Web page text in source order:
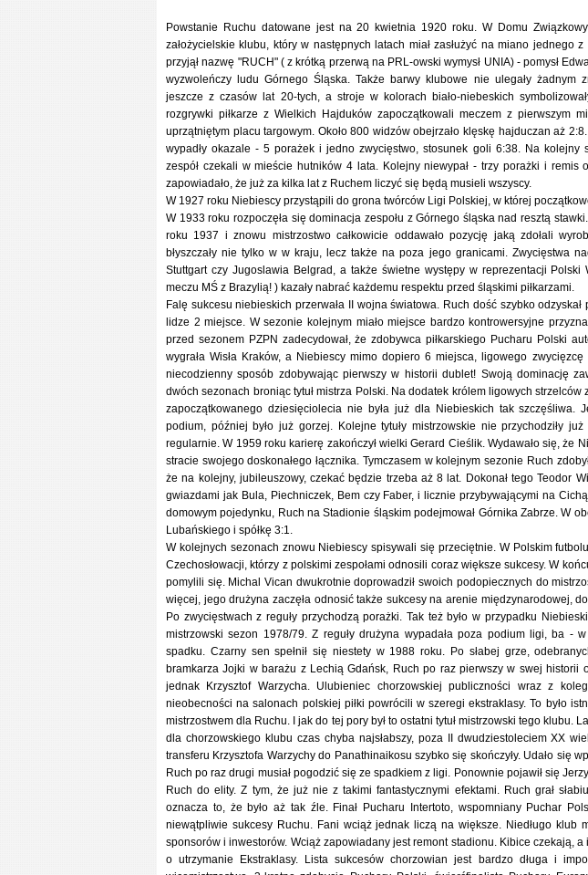
Powstanie Ruchu datowane jest na 20 kwietnia 1920 roku. W Domu
założycielskie klubu, który w następnych latach miał zasłużyć na miano jednego
przyjął nazwę "RUCH" ( z krótką przerwą na PRL-owski wymysł UNIA) - pomysł
wyzwoleńczy ludu Górnego Śląska. Także barwy klubowe nie ulegały żadnym
jeszcze z czasów lat 20-tych, a stroje w kolorach biało-niebeskich
rozgrywki piłkarze z Wielkich Hajduków zapoczątkowali meczem z pierwszym
uprzątniętym placu targowym. Około 800 widzów obejrzało klęskę hajduczan aż
wypadły okazale - 5 porażek i jedno zwycięstwo, stosunek goli 6:38. Na kolejny
zespół czekali w mieście hutników 4 lata. Kolejny niewypał - trzy porażki i
zapowiadało, że już za kilka lat z Ruchem liczyć się będą musieli wszyscy.
W 1927 roku Niebiescy przystąpili do grona twórców Ligi Polskiej, w której
W 1933 roku rozpoczęła się dominacja zespołu z Górnego śląska nad resztą
roku 1937 i znowu mistrzostwo całkowicie oddawało pozycję jaką zdołali
błyszczały nie tylko w w kraju, lecz także na poza jego granicami. Zwycięstwa
Stuttgart czy Jugoslawia Belgrad, a także świetne występy w reprezentacji
meczu MŚ z Brazylią! ) kazały nabrać każdemu respektu przed śląskimi piłkarzami.
Falę sukcesu niebieskich przerwała II wojna światowa. Ruch dość szybko
lidze 2 miejsce. W sezonie kolejnym miało miejsce bardzo kontrowersyjne
przed sezonem PZPN zadecydował, że zdobywca piłkarskiego Pucharu Polski
wygrała Wisła Kraków, a Niebiescy mimo dopiero 6 miejsca, ligowego
niecodzienny sposób zdobywając pierwszy w historii dublet! Swoją dominację
dwóch sezonach broniąc tytuł mistrza Polski. Na dodatek królem ligowych
zapoczątkowanego dziesięciolecia nie była już dla Niebieskich tak szczęśliwa.
podium, później było już gorzej. Kolejne tytuły mistrzowskie nie przychodziły
regularnie. W 1959 roku karierę zakończył wielki Gerard Cieślik. Wydawało się, że
stracie swojego doskonałego łącznika. Tymczasem w kolejnym sezonie Ruch
że na kolejny, jubileuszowy, czekać będzie trzeba aż 8 lat. Dokonał tego Teodor
gwiazdami jak Bula, Piechniczek, Bem czy Faber, i licznie przybywającymi na
domowym pojedynku, Ruch na Stadionie śląskim podejmował Górnika Zabrze. W
Lubańskiego i spółkę 3:1.
W kolejnych sezonach znowu Niebiescy spisywali się przeciętnie. W Polskim
Czechosłowacji, którzy z polskimi zespołami odnosili coraz większe sukcesy. W
pomylili się. Michal Vican dwukrotnie doprowadził swoich podopiecznych do
więcej, jego drużyna zaczęła odnosić także sukcesy na arenie międzynarodowej,
Po zwycięstwach z reguły przychodzą porażki. Tak też było w przypadku
mistrzowski sezon 1978/79. Z reguły drużyna wypadała poza podium ligi, ba -
spadku. Czarny sen spełnił się niestety w 1988 roku. Po słabej grze,
bramkarza Jojki w barażu z Lechią Gdańsk, Ruch po raz pierwszy w swej historii
jednak Krzysztof Warzycha. Ulubieniec chorzowskiej publiczności wraz z
nieobecności na salonach polskiej piłki powrócili w szeregi ekstraklasy. To było
mistrzostwem dla Ruchu. I jak do tej pory był to ostatni tytuł mistrzowski tego klubu.
dla chorzowskiego klubu czas chyba najsłabszy, poza II dwudziestoleciem XX
transferu Krzysztofa Warzychy do Panathinaikosu szybko się skończyły. Udało się
Ruch po raz drugi musiał pogodzić się ze spadkiem z ligi. Ponownie pojawił się
Ruch do elity. Z tym, że już nie z takimi fantastycznymi efektami. Ruch grał
oznacza to, że było aż tak źle. Finał Pucharu Intertoto, wspomniany Puchar
niewątpliwie sukcesy Ruchu. Fani wciąż jednak liczą na większe. Niedługo klub
sponsorów i inwestorów. Wciąż zapowiadany jest remont stadionu. Kibice czekają,
o utrzymanie Ekstraklasy. Lista sukcesów chorzowian jest bardzo długa i